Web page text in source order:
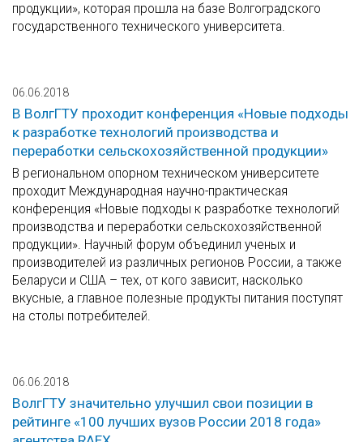
продукции», которая прошла на базе Волгоградского
государственного технического университета.
06.06.2018
В ВолгГТУ проходит конференция «Новые подходы
к разработке технологий производства и
переработки сельскохозяйственной продукции»
В региональном опорном техническом университете
проходит Международная научно-практическая
конференция «Новые подходы к разработке технологий
производства и переработки сельскохозяйственной
продукции». Научный форум объединил ученых и
производителей из различных регионов России, а также
Беларуси и США – тех, от кого зависит, насколько
вкусные, а главное полезные продукты питания поступят
на столы потребителей.
06.06.2018
ВолгГТУ значительно улучшил свои позиции в
рейтинге «100 лучших вузов России 2018 года»